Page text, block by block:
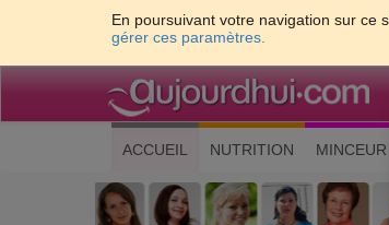
En poursuivant votre navigation sur ce
gérer ces paramètres.
ACCUEIL (current)
NUTRITION MINCEUR